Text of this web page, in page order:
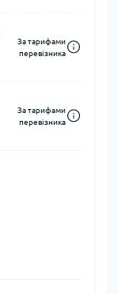
За тарифами
перевізника
За тарифами
перевізника